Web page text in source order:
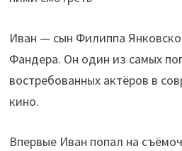
Иван — сын Филиппа
Фандера. Он один из самых
востребованных актёров в
кино.
Впервые Иван попал на